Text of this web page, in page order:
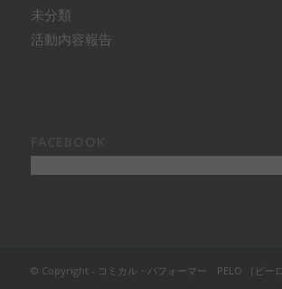
未分類
活動内容報告
© Copyright - コミカル・パフォーマー PELO （ピー